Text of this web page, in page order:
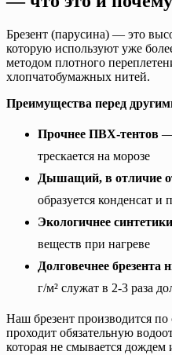
Брезент (парусина) — это
которую используют уже
методом плотного
хлопчатобумажных нитей.
Преимущества перед
Прочнее ПВХ-тентов —
трескается на морозе
Дышащий, в отличие
образуется конденсат и
Экологичнее синтетики
веществ при нагреве
Долговечнее брезента
г/м² служат в 2-3 раза
Наш брезент производится по
проходит обязательную
которая не смывается дождем